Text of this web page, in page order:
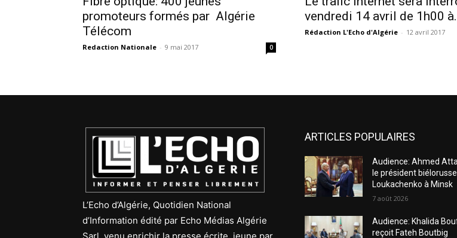
promoteurs formés par Algérie
Télécom
Redaction Nationale - 9 mai 2017 0
vendredi 14 avril de 1h00
Rédaction L'Echo d'Algérie - 12 avril 2017
L’Echo d’Algérie, Quotidien National
d’Information édité par Echo Médias Algérie
ARTICLES POPULAIRES
Audience: Ahmed
le président
Loukachenko à Minsk
7 août 2026
Audience: Khalida
reçoit Fateh Boutbig